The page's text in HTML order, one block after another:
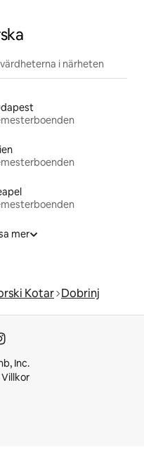
i närheten
mer
Kotar Dobrinj
Inc.
Villkor